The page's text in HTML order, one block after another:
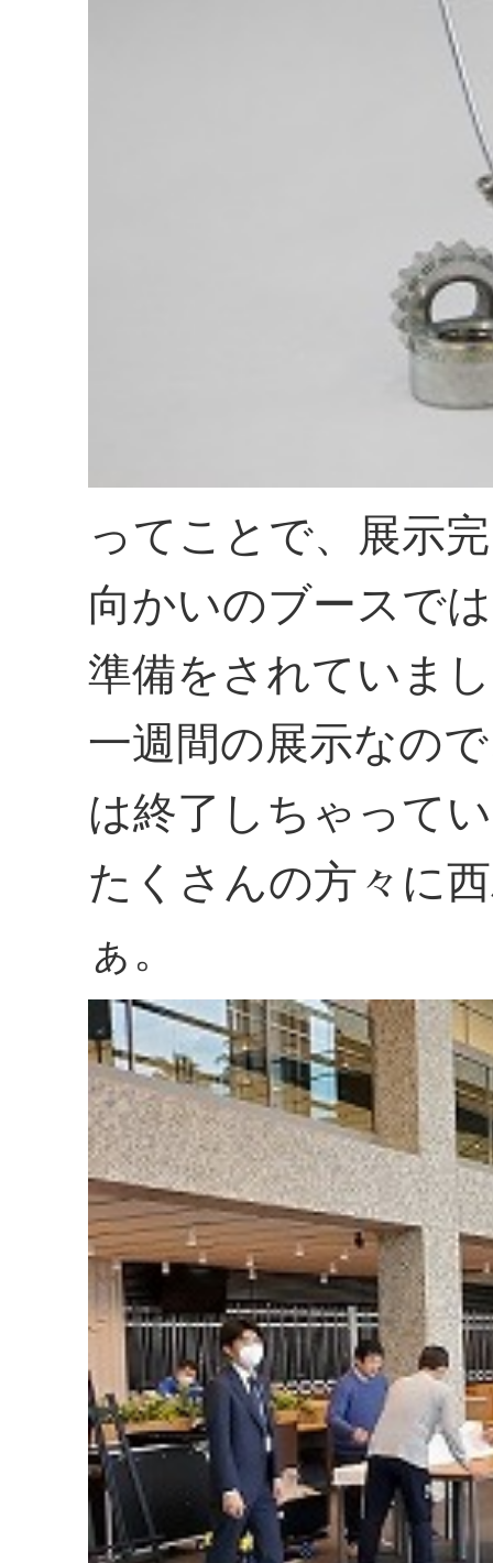
ってことで、展示
向かいのブースで
準備をされていま
一週間の展示なの
は終了しちゃって
たくさんの方々に
ぁ。